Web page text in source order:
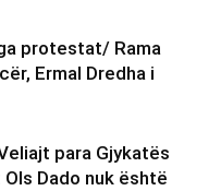
protestat/ Rama
Ermal Dredha i
para Gjykatës
Dado nuk është